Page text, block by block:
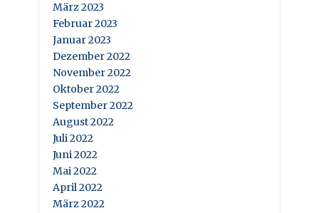
März 2023
Februar 2023
Januar 2023
Dezember 2022
November 2022
Oktober 2022
September 2022
August 2022
Juli 2022
Juni 2022
Mai 2022
April 2022
März 2022